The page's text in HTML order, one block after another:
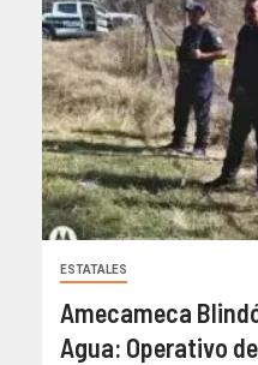
ESTATALES
Amecameca
Agua: Operativo